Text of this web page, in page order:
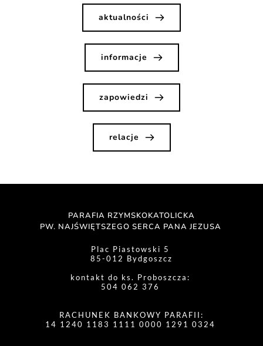
aktualności
informacje
zapowiedzi
relacje
PARAFIA RZYMSKOKATOLICKA
PW. NAJŚWIĘTSZEGO SERCA PANA JEZUSA
Plac Piastowski 5
85-012 Bydgoszcz
kontakt do ks. Proboszcza:
504 062 376
RACHUNEK BANKOWY PARAFII:
14 1240 1183 1111 0000 1291 0324